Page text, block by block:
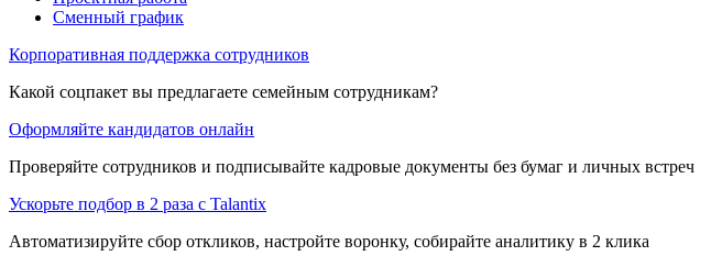
Сменный график
Корпоративная поддержка сотрудников
Какой соцпакет вы предлагаете семейным сотрудникам?
Оформляйте кандидатов онлайн
Проверяйте сотрудников и подписывайте кадровые документы без бумаг и личных встреч
Ускорьте подбор в 2 раза с Talantix
Автоматизируйте сбор откликов, настройте воронку, собирайте аналитику в 2 клика